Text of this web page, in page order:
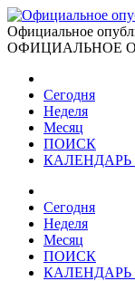
Официальное
ОФИЦИАЛЬНОЕ
Сегодня
Неделя
Месяц
ПОИСК
Сегодня
Неделя
Месяц
ПОИСК